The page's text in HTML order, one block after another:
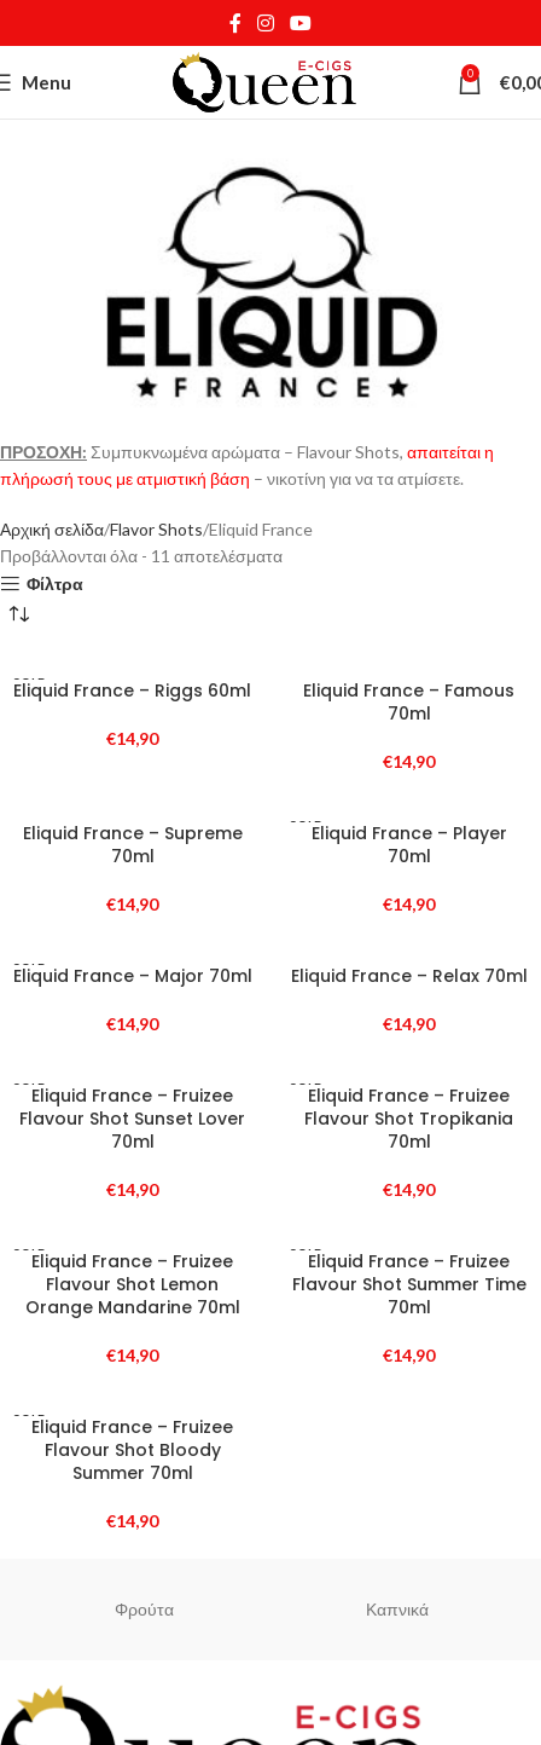
Menu 0 €
ΠΡΟΣΟΧΗ: Συμπυκνωμένα αρώματα – Flavour Shots, απαιτείται η
πλήρωσή τους με ατμιστική βάση – νικοτίνη για να τα ατμίσετε.
Αρχική σελίδα Flavor Shots Eliquid France
Προβάλλονται όλα - 11 αποτελέσματα
Φίλτρα
SOLD
OUT
Eliquid France – Riggs 60ml
€14,90
Eliquid France – Famous
70ml
€14,90
Eliquid France – Supreme
70ml
€14,90
SOLD
OUTEliquid France – Player
70ml
€14,90
SOLD
OUT
Eliquid France – Major 70ml
€14,90
Eliquid France – Relax 70ml
€14,90
SOLD
OUTEliquid France – Fruizee
Flavour Shot Sunset Lover
70ml
€14,90
SOLD
OUTEliquid France – Fruizee
Flavour Shot Tropikania
70ml
€14,90
SOLD
OUTEliquid France – Fruizee
Flavour Shot Lemon
Orange Mandarine 70ml
€14,90
SOLD
OUTEliquid France – Fruizee
Flavour Shot Summer Time
70ml
€14,90
SOLD
OUTEliquid France – Fruizee
Flavour Shot Bloody
Summer 70ml
€14,90
Φρούτα Καπνικά